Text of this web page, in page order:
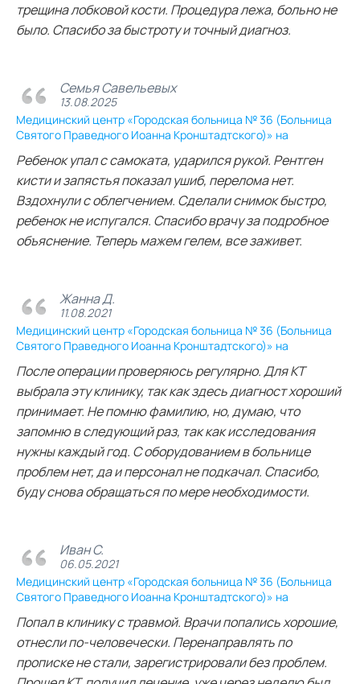
трещина лобковой кости. Процедура лежа, больно не
было. Спасибо за быстроту и точный диагноз.
Семья Савельевых
13.08.2025
Медицинский центр «Городская больница № 36 (Больница
Святого Праведного Иоанна Кронштадтского)» на
Ребенок упал с самоката, ударился рукой. Рентген
кисти и запястья показал ушиб, перелома нет.
Вздохнули с облегчением. Сделали снимок быстро,
ребенок не испугался. Спасибо врачу за подробное
объяснение. Теперь мажем гелем, все заживет.
Жанна Д.
11.08.2021
Медицинский центр «Городская больница № 36 (Больница
Святого Праведного Иоанна Кронштадтского)» на
После операции проверяюсь регулярно. Для КТ
выбрала эту клинику, так как здесь диагност хороший
принимает. Не помню фамилию, но, думаю, что
запомню в следующий раз, так как исследования
нужны каждый год. С оборудованием в больнице
проблем нет, да и персонал не подкачал. Спасибо,
буду снова обращаться по мере необходимости.
Иван С.
06.05.2021
Медицинский центр «Городская больница № 36 (Больница
Святого Праведного Иоанна Кронштадтского)» на
Попал в клинику с травмой. Врачи попались хорошие,
отнесли по-человечески. Перенаправлять по
прописке не стали, зарегистрировали без проблем.